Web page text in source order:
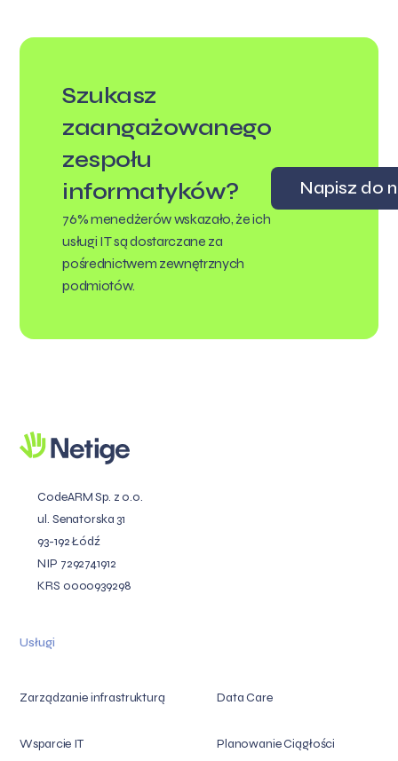
Szukasz
zaangażowanego
zespołu
informatyków?
76% menedżerów wskazało, że ich
usługi IT są dostarczane za
pośrednictwem zewnętrznych
podmiotów.
Napisz do
CodeARM Sp. z o.o.
ul. Senatorska 31
93-192 Łódź
NIP 7292741912
KRS 0000939298
Usługi
Zarządzanie infrastrukturą
Wsparcie IT
Data Care
Planowanie Ciągłości